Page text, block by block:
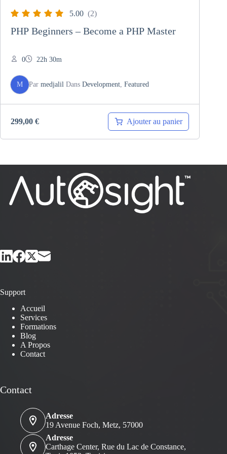
5.00 (2)
PHP Beginners – Become a PHP Master
0 22h 30m
M Par medjalil Dans Development Featured
299,00 € Ajouter au panier
Support
Accueil
Services
Formations
Blog
A Propos
Contact
Contact
Adresse
19 Avenue Foch, Metz, 57000
Adresse
Carthage Center, Rue du Lac de Constance,